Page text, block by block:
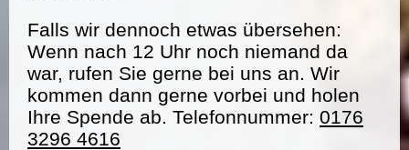
Falls wir dennoch etwas übersehen:
Wenn nach 12 Uhr noch niemand da
war, rufen Sie gerne bei uns an. Wir
kommen dann gerne vorbei und holen
Ihre Spende ab. Telefonnummer: 0176
3296 4616